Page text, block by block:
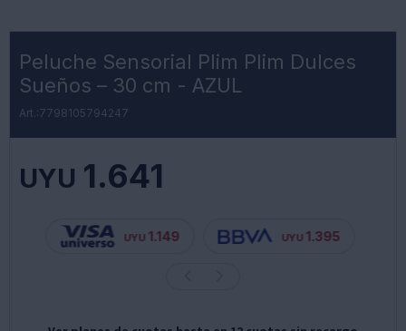
Peluche Sensorial Plim Plim Dulces
Sueños – 30 cm - AZUL
7798105794247
UYU 1.641
UYU 1.149 UYU 1.395